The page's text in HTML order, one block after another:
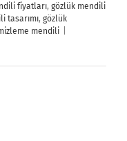
fiyatları, gözlük mendili
tasarımı, gözlük
mendili
için